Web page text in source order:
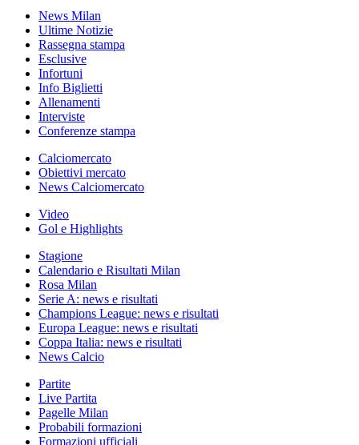
News Milan
Ultime Notizie
Rassegna stampa
Esclusive
Infortuni
Info Biglietti
Allenamenti
Interviste
Conferenze stampa
Calciomercato
Obiettivi mercato
News Calciomercato
Video
Gol e Highlights
Stagione
Calendario e Risultati Milan
Rosa Milan
Serie A: news e risultati
Champions League: news e risultati
Europa League: news e risultati
Coppa Italia: news e risultati
News Calcio
Partite
Live Partita
Pagelle Milan
Probabili formazioni
Formazioni ufficiali